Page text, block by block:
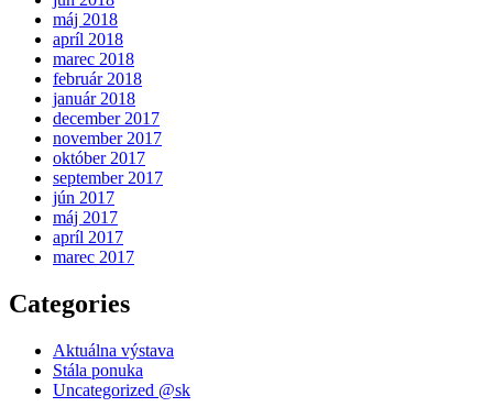
máj 2018
apríl 2018
marec 2018
február 2018
január 2018
december 2017
november 2017
október 2017
september 2017
jún 2017
máj 2017
apríl 2017
marec 2017
Categories
Aktuálna výstava
Stála ponuka
Uncategorized @sk